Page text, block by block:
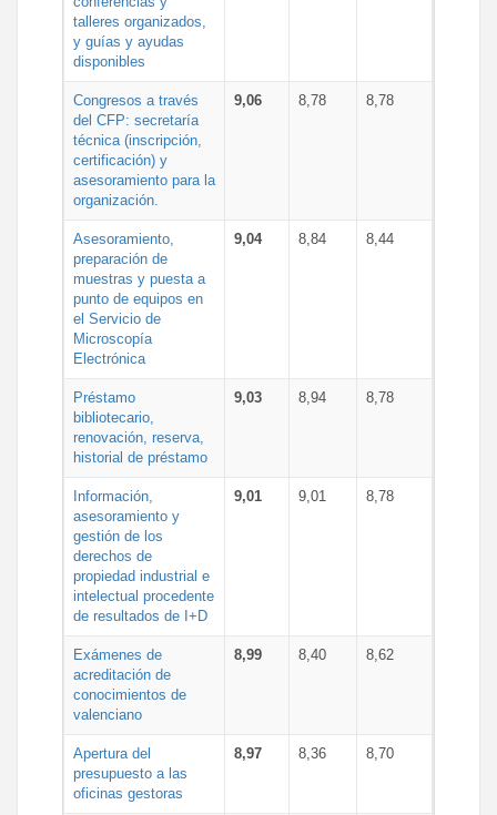
talleres organizados,
y guías y ayudas
disponibles
Congresos a través
del CFP: secretaría
técnica (inscripción,
certificación) y
asesoramiento para la
organización.
9,06 8,78 8,78
Asesoramiento,
preparación de
muestras y puesta a
punto de equipos en
el Servicio de
Microscopía
Electrónica
9,04 8,84 8,44
Préstamo
bibliotecario,
renovación, reserva,
historial de préstamo
9,03 8,94 8,78
Información,
asesoramiento y
gestión de los
derechos de
propiedad industrial e
intelectual procedente
de resultados de I+D
9,01 9,01 8,78
Exámenes de
acreditación de
conocimientos de
valenciano
8,99 8,40 8,62
Apertura del
presupuesto a las
oficinas gestoras
8,97 8,36 8,70